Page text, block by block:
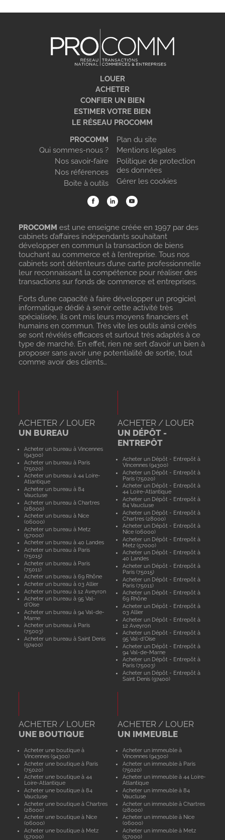
LOUER
ACHETER
CONFIER UN BIEN
ESTIMER VOTRE BIEN
LE RÉSEAU PROCOMM
PROCOMM
Qui sommes-nous ?
Nos savoir-faire
Nos références
Boite à outils
Plan du site
Mentions légales
Politique de protection
des données
Gérer les cookies
PROCOMM est une enseigne créée en 1997 par des
cabinets d’affaires indépendants souhaitant
développer en commun la transaction de biens
touchant au commerce et à l’entreprise. Tous nos
cabinets sont détenteurs d’une carte professionnelle
leur reconnaissant la compétence pour réaliser des
transactions sur fonds de commerce et entreprises.
Forts d’une capacité à faire développer un progiciel
informatique dédié à servir cette activité très
spécialisée, ils ont mis leurs moyens financiers et
humains en commun. Très vite les outils ainsi créés
se sont révélés efficaces et surtout très adaptés à ce
type de marché. En effet, rien ne sert d’avoir un bien à
proposer sans avoir une potentialité de sortie, tout
comme avoir des clients…
ACHETER / LOUER
UN BUREAU
Acheter un bureau à Vincennes
(94300)
Acheter un bureau à Paris
(75020)
Acheter un bureau à 44 Loire-
Atlantique
Acheter un bureau à 84
Vaucluse
Acheter un bureau à Chartres
(28000)
Acheter un bureau à Nice
(06000)
Acheter un bureau à Metz
(57000)
Acheter un bureau à 40 Landes
Acheter un bureau à Paris
(75015)
Acheter un bureau à Paris
(75011)
Acheter un bureau à 69 Rhône
Acheter un bureau à 03 Allier
Acheter un bureau à 12 Aveyron
Acheter un bureau à 95 Val-
d'Oise
Acheter un bureau à 94 Val-de-
Marne
Acheter un bureau à Paris
(75003)
Acheter un bureau à Saint Denis
(97400)
ACHETER / LOUER
UN DÉPÔT -
ENTREPÔT
Acheter un Dépôt - Entrepôt à
Vincennes (94300)
Acheter un Dépôt - Entrepôt à
Paris (75020)
Acheter un Dépôt - Entrepôt à
44 Loire-Atlantique
Acheter un Dépôt - Entrepôt à
84 Vaucluse
Acheter un Dépôt - Entrepôt à
Chartres (28000)
Acheter un Dépôt - Entrepôt à
Nice (06000)
Acheter un Dépôt - Entrepôt à
Metz (57000)
Acheter un Dépôt - Entrepôt à
40 Landes
Acheter un Dépôt - Entrepôt à
Paris (75015)
Acheter un Dépôt - Entrepôt à
Paris (75011)
Acheter un Dépôt - Entrepôt à
69 Rhône
Acheter un Dépôt - Entrepôt à
03 Allier
Acheter un Dépôt - Entrepôt à
12 Aveyron
Acheter un Dépôt - Entrepôt à
95 Val-d'Oise
Acheter un Dépôt - Entrepôt à
94 Val-de-Marne
Acheter un Dépôt - Entrepôt à
Paris (75003)
Acheter un Dépôt - Entrepôt à
Saint Denis (97400)
ACHETER / LOUER
UNE BOUTIQUE
Acheter une boutique à
Vincennes (94300)
Acheter une boutique à Paris
(75020)
Acheter une boutique à 44
Loire-Atlantique
Acheter une boutique à 84
Vaucluse
Acheter une boutique à Chartres
(28000)
Acheter une boutique à Nice
(06000)
Acheter une boutique à Metz
(57000)
ACHETER / LOUER
UN IMMEUBLE
Acheter un immeuble à
Vincennes (94300)
Acheter un immeuble à Paris
(75020)
Acheter un immeuble à 44 Loire-
Atlantique
Acheter un immeuble à 84
Vaucluse
Acheter un immeuble à Chartres
(28000)
Acheter un immeuble à Nice
(06000)
Acheter un immeuble à Metz
(57000)